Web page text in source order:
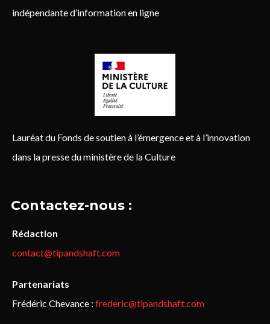
indépendante d’information en ligne
Lauréat du Fonds de soutien à l’émergence et à l’innovation
dans la presse du ministère de la Culture
Contactez-nous :
Rédaction
contact@tipandshaft.com
Partenariats
Frédéric Chevance : frederic@tipandshaft.com